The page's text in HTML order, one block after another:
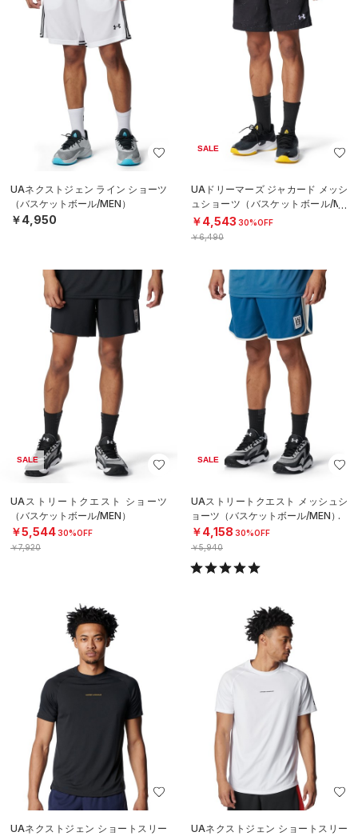
UAネクストジェン ライン ショーツ
（バスケットボール/MEN）
￥4,950
SALE
UAドリーマーズ ジャカード メッシ
ュショーツ（バスケットボール/ME
N）
￥4,543 30%OFF
￥6,490
SALE
UAストリートクエスト ショーツ
（バスケットボール/MEN）
￥5,54430%OFF
￥7,920
SALE
UAストリートクエスト メッシュシ
ョーツ（バスケットボール/MEN）
￥4,158 30%OFF
￥5,940
UAネクストジェン ショートスリー
UAネクストジェン ショートスリー